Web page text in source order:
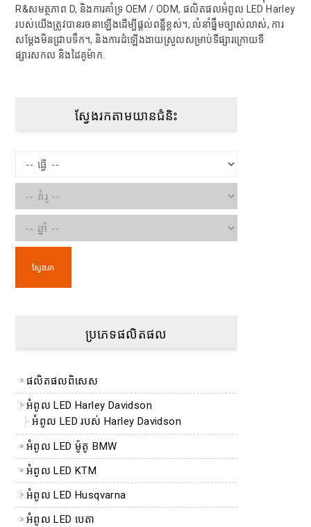
R&សមត្ថភាព D, និងការគាំទ្រ OEM / ODM, ផលិតផលអំពូល LED Harley
របស់យើងត្រូវបានរចនាឡើងដើម្បីផ្តល់ពន្លឺខ្ពស់។, លំនាំធ្នឹមច្បាស់លាស់, ការ
សម្តែងមិនជ្រាបទឹក។, និងការដំឡើងងាយស្រួលសម្រាប់ទីផ្សារក្រោយទី
ផ្សារសកល និងដៃគូម៉ាក.
ស្វែងរកតាមយានជំនិះ
ស្វែងរក
ប្រភេទផលិតផល
ផលិតផលពិសេស
អំពូល LED Harley Davidson
អំពូល LED របស់ Harley Davidson
អំពូល LED ម៉ូតូ BMW
អំពូល LED KTM
អំពូល LED Husqvarna
អំពូល LED បេតា